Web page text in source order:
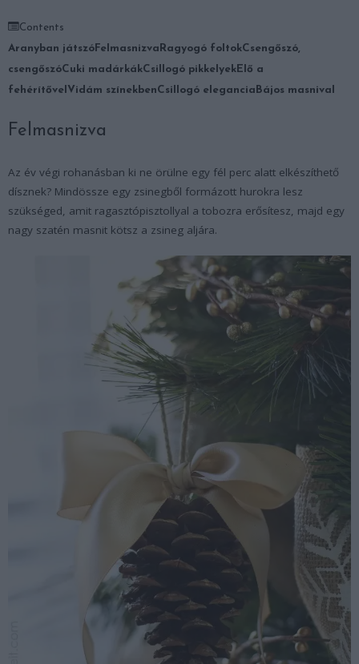
Contents
Aranyban játszó Felmasnizva Ragyogó foltokCsengőszó,
csengőszóCuki madárkákCsillogó pikkelyek Elő a
fehérítővel Vidám színekbenCsillogó elegancia Bájos masnival
Felmasnizva
Az év végi rohanásban ki ne örülne egy fél perc alatt elkészíthető
dísznek? Mindössze egy zsinegből formázott hurokra lesz
szükséged, amit ragasztópisztollyal a tobozra erősítesz, majd egy
nagy szatén masnit kötsz a zsineg aljára.